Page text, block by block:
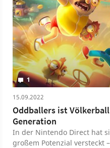
1
15.09.2022
Oddballers ist
Generation
In der Nintendo Direct hat
großem Potenzial versteckt